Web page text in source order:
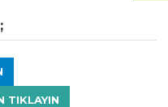
TIKLAYIN